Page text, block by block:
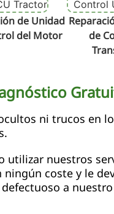
de Unidad
del Motor
de
ni trucos en
utilizar nuestros
ningún coste y le
a